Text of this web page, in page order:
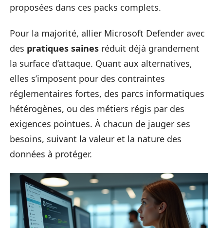
proposées dans ces packs complets.
Pour la majorité, allier Microsoft Defender avec
des pratiques saines réduit déjà grandement
la surface d’attaque. Quant aux alternatives,
elles s’imposent pour des contraintes
réglementaires fortes, des parcs informatiques
hétérogènes, ou des métiers régis par des
exigences pointues. À chacun de jauger ses
besoins, suivant la valeur et la nature des
données à protéger.